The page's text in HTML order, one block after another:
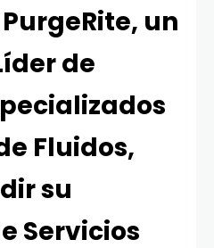
un
de
Fluidos,
su
Servicios